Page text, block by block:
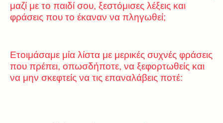
μαζί με το παιδί σου, ξεστόμισες λέξεις και
φράσεις που το έκαναν να πληγωθεί;
Ετοιμάσαμε μία λίστα με μερικές συχνές φράσεις
που πρέπει, οπωσδήποτε, να ξεφορτωθείς και
να μην σκεφτείς να τις επαναλάβεις ποτέ: